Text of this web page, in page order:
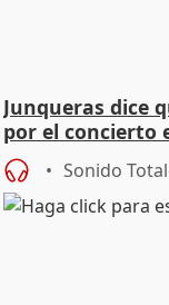
Junqueras dice
por el concierto
Sonido